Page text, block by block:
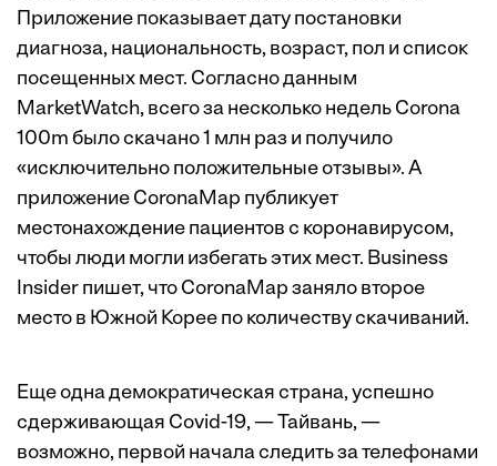
Приложение показывает дату постановки
диагноза, национальность, возраст, пол и список
посещенных мест. Согласно данным
MarketWatch, всего за несколько недель Corona
100m было скачано 1 млн раз и получило
«исключительно положительные отзывы». А
приложение CoronaMap публикует
местонахождение пациентов с коронавирусом,
чтобы люди могли избегать этих мест. Business
Insider пишет, что CoronaMap заняло второе
место в Южной Корее по количеству скачиваний.
Еще одна демократическая страна, успешно
сдерживающая Covid-19, — Тайвань, —
возможно, первой начала следить за телефонами